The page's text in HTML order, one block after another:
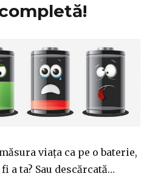
viața ca pe o baterie,
a ta? Sau descărcată…